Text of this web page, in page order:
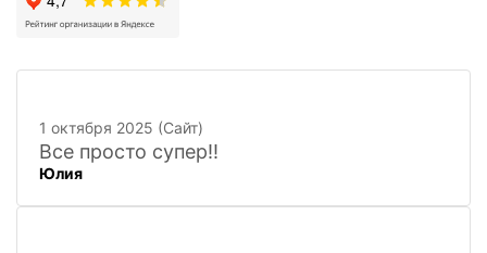
1 октября 2025 (Сайт)
Все просто супер!!
Юлия